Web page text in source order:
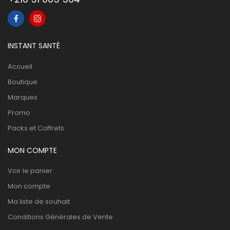
INSTANT SANTÉ
Accueil
Boutique
Marques
Promo
Packs et Coffrets
MON COMPTE
Voir le panier
Mon compte
Ma liste de souhait
Conditions Générales de Vente